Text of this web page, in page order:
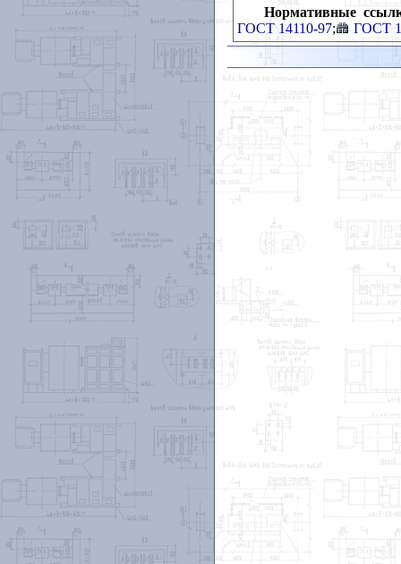
Нормативные
ГОСТ 14110-97; ГОСТ